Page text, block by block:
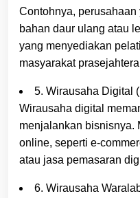
Contohnya,
bahan daur ulang atau
yang menyediakan
masyarakat
5. Wirausaha Digital
Wirausaha digital
menjalankan bisnisnya.
online, seperti e-
atau jasa pemasaran
6. Wirausaha